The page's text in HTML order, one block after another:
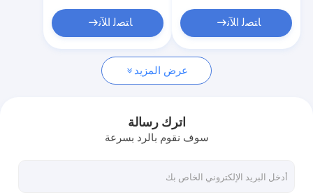
الحالات
أكياس تغليف الوجبات الخفيفة
تغليف الدجاج المشوي
ﺎﺘﺼﻟ ﺍﻶﻧ ﺎﺘﺼﻟ ﺍﻶﻧ
عرض المزيد
اترك رسالة
سوف نقوم بالرد بسرعة